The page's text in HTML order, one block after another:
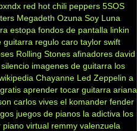
red hot chili peppers 5SOS
Megadeth Ozuna Soy Luna
estopa fondos de pantalla linkin
guitarra regulo caro taylor swift
Rolling Stones afinadores david
imagenes de guitarra los
Chayanne Led Zeppelin a
aprender tocar guitarra ariana
carlos vives el komander fender
juegos de pianos la adictiva los
piano virtual remmy valenzuela